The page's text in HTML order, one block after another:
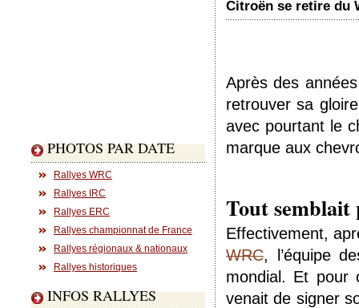
PHOTOS PAR DATE
Rallyes WRC
Rallyes IRC
Rallyes ERC
Rallyes championnat de France
Rallyes régionaux & nationaux
Rallyes historiques
INFOS RALLYES
Citroën se retire du
Après des
retrouver sa
avec pourtant le
marque aux
Tout semblait
Effectivement,
WRC, l’équipe
mondial. Et pour
venait de signer